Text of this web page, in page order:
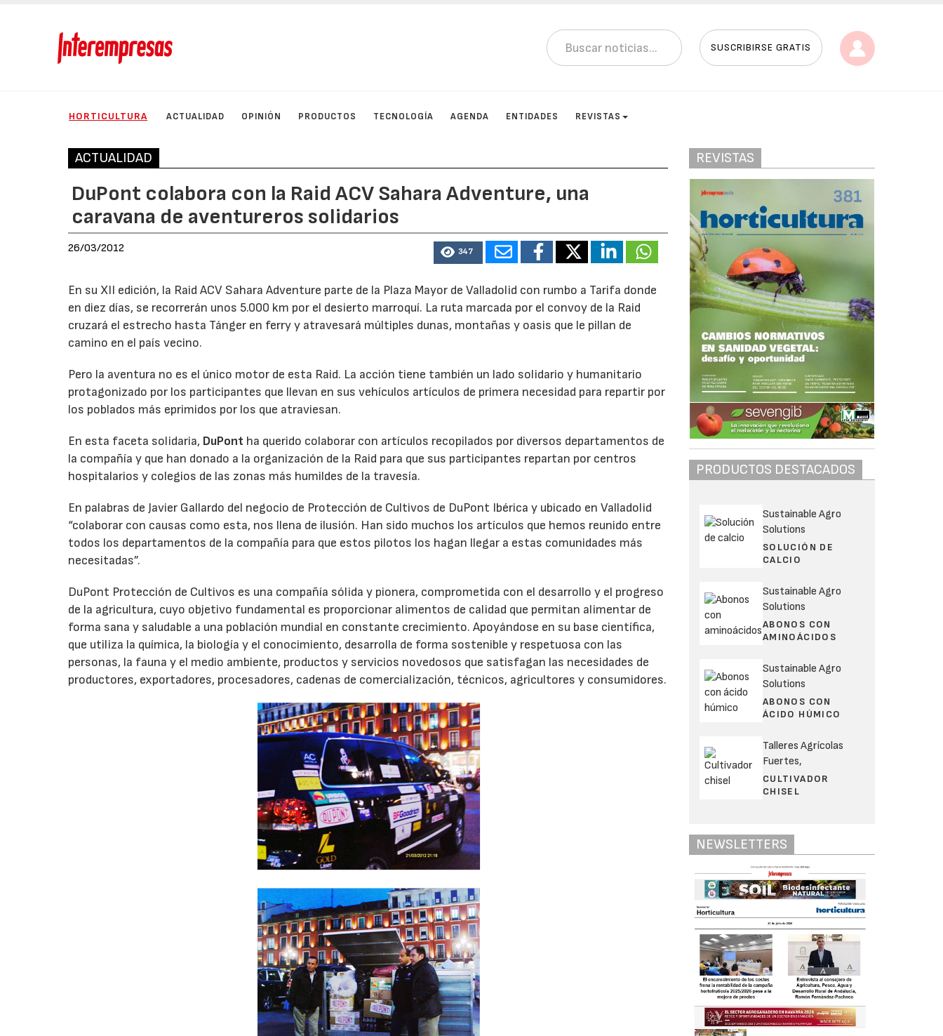
SUSCRIBIRSE GRATIS
HORTICULTURA ACTUALIDAD OPINIÓN PRODUCTOS TECNOLOGÍA AGENDA ENTIDADES REVISTAS
ACTUALIDAD
DuPont colabora con la Raid ACV Sahara Adventure, una
caravana de aventureros solidarios
26/03/2012 347
En su XII edición, la Raid ACV Sahara Adventure parte de la Plaza Mayor de Valladolid con rumbo a Tarifa donde
en diez días, se recorrerán unos 5.000 km por el desierto marroquí. La ruta marcada por el convoy de la Raid
cruzará el estrecho hasta Tánger en ferry y atravesará múltiples dunas, montañas y oasis que le pillan de
camino en el país vecino.
Pero la aventura no es el único motor de esta Raid. La acción tiene también un lado solidario y humanitario
protagonizado por los participantes que llevan en sus vehículos artículos de primera necesidad para repartir por
los poblados más eprimidos por los que atraviesan.
En esta faceta solidaria, DuPont ha querido colaborar con artículos recopilados por diversos departamentos de
la compañía y que han donado a la organización de la Raid para que sus participantes repartan por centros
hospitalarios y colegios de las zonas más humildes de la travesía.
En palabras de Javier Gallardo del negocio de Protección de Cultivos de DuPont Ibérica y ubicado en Valladolid
“colaborar con causas como esta, nos llena de ilusión. Han sido muchos los artículos que hemos reunido entre
todos los departamentos de la compañía para que estos pilotos los hagan llegar a estas comunidades más
necesitadas”.
DuPont Protección de Cultivos es una compañía sólida y pionera, comprometida con el desarrollo y el progreso
de la agricultura, cuyo objetivo fundamental es proporcionar alimentos de calidad que permitan alimentar de
forma sana y saludable a una población mundial en constante crecimiento. Apoyándose en su base científica,
que utiliza la química, la biología y el conocimiento, desarrolla de forma sostenible y respetuosa con las
personas, la fauna y el medio ambiente, productos y servicios novedosos que satisfagan las necesidades de
productores, exportadores, procesadores, cadenas de comercialización, técnicos, agricultores y consumidores.
REVISTAS
PRODUCTOS DESTACADOS
Sustainable Agro
Solutions
SOLUCIÓN DE
CALCIO
Sustainable Agro
Solutions
ABONOS CON
AMINOÁCIDOS
Sustainable Agro
Solutions
ABONOS CON
ÁCIDO HÚMICO
Talleres Agrícolas
Fuertes,
CULTIVADOR
CHISEL
NEWSLETTERS